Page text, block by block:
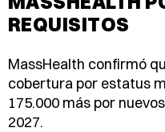
REQUISITOS
MassHealth confirmó
cobertura por estatus
175.000 más por
2027.